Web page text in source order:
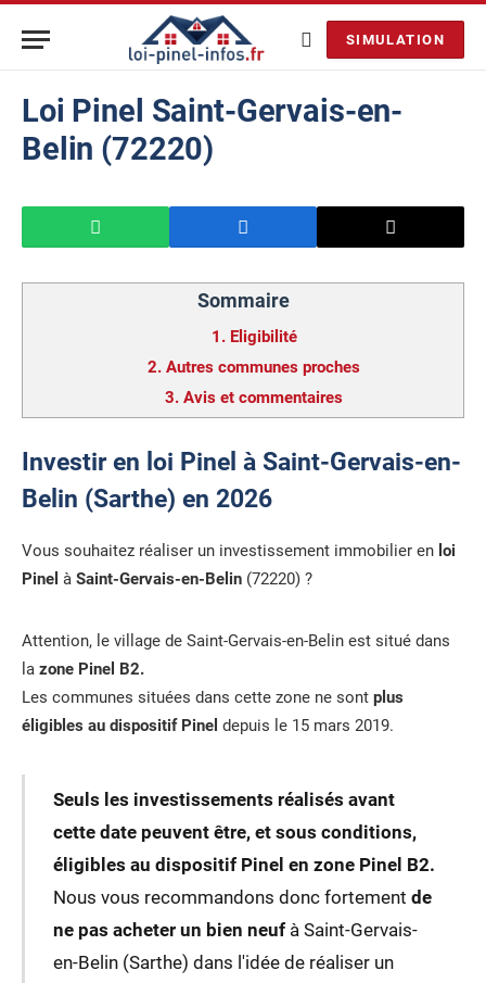
SIMULATION
Loi Pinel Saint-Gervais-en-
Belin (72220)
Sommaire
1. Eligibilité
2. Autres communes proches
3. Avis et commentaires
Investir en loi Pinel à Saint-Gervais-en-
Belin (Sarthe) en 2026
Vous souhaitez réaliser un investissement immobilier en loi
Pinel à Saint-Gervais-en-Belin (72220) ?
Attention, le village de Saint-Gervais-en-Belin est situé dans
la zone Pinel B2.
Les communes situées dans cette zone ne sont plus
éligibles au dispositif Pinel depuis le 15 mars 2019.
Seuls les investissements réalisés avant
cette date peuvent être, et sous conditions,
éligibles au dispositif Pinel en zone Pinel B2.
Nous vous recommandons donc fortement de
ne pas acheter un bien neufà Saint-Gervais-
en-Belin (Sarthe) dans l'idée de réaliser un